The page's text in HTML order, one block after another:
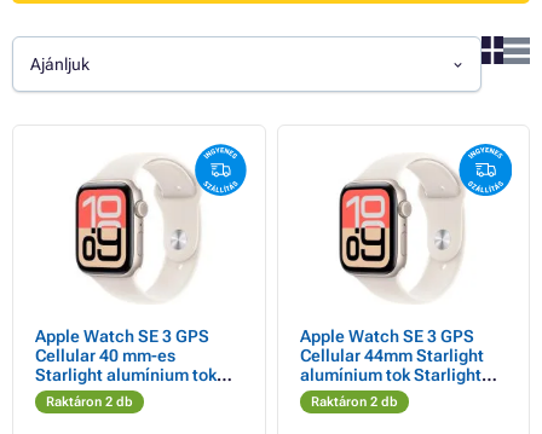
Ajánljuk
Apple Watch SE 3 GPS
Cellular 40 mm-es
Starlight alumínium tok
Starlight sportpánttal -
S/M
Raktáron 2 db
Apple Watch SE 3 GPS
Cellular 44mm Starlight
alumínium tok Starlight
sportpánttal - S/M
Raktáron 2 db